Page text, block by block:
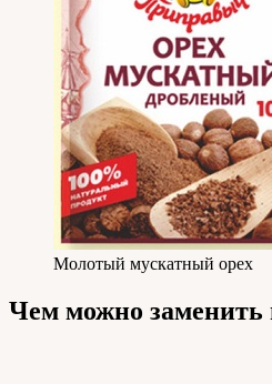
Молотый мускатный орех
Чем можно заменить